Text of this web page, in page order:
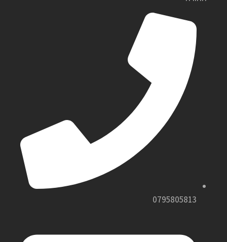
0795805813